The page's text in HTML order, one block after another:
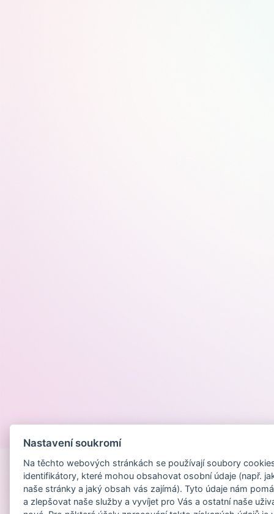
Nastavení soukromí
Na těchto webových stránkách se používají soubory
identifikátory, které mohou obsahovat osobní údaje (např.
naše stránky a jaký obsah vás zajímá). Tyto údaje nám
a zlepšovat naše služby a vyvíjet pro Vás a ostatní naše